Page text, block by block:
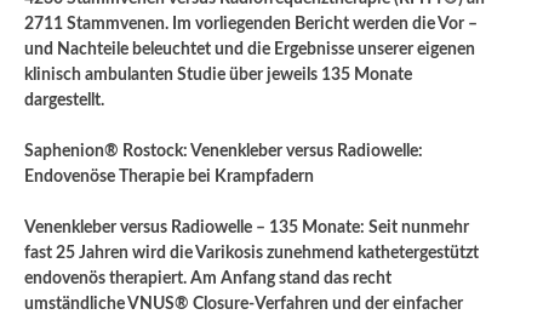
2711 Stammvenen. Im vorliegenden Bericht werden die Vor –
und Nachteile beleuchtet und die Ergebnisse unserer eigenen
klinisch ambulanten Studie über jeweils 135 Monate
dargestellt.
Saphenion® Rostock: Venenkleber versus Radiowelle:
Endovenöse Therapie bei Krampfadern
Venenkleber versus Radiowelle – 135 Monate: Seit nunmehr
fast 25 Jahren wird die Varikosis zunehmend kathetergestützt
endovenös therapiert. Am Anfang stand das recht
umständliche VNUS® Closure-Verfahren und der einfacher